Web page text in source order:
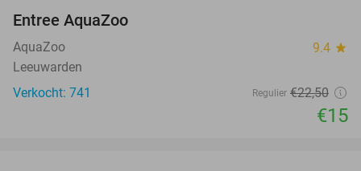
Entree AquaZoo
AquaZoo 9.4 star
Leeuwarden
Verkocht: 741
Regulier €22,50
€15